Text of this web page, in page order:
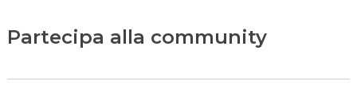
Partecipa alla community